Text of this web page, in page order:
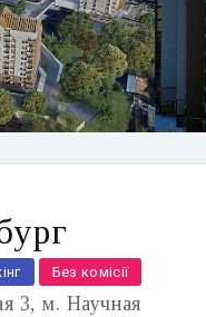
Без комісії
3 м. Научная